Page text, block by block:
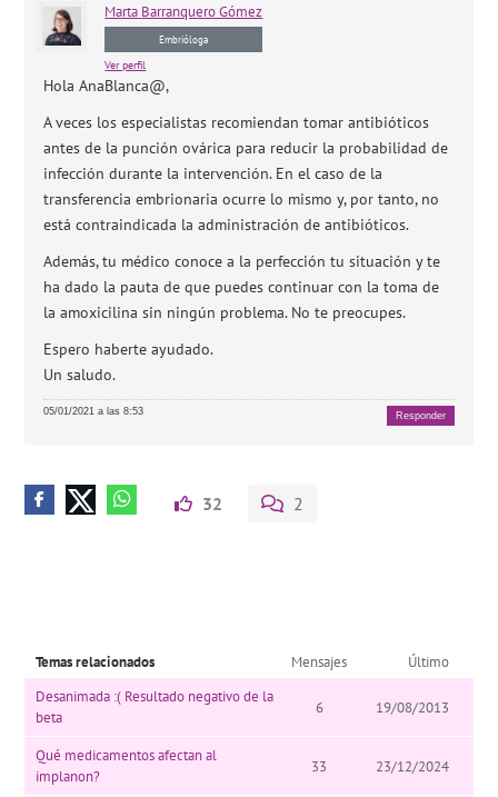
Marta Barranquero Gómez
Embrióloga
Ver perfil
Hola AnaBlanca@,
A veces los especialistas recomiendan tomar antibióticos
antes de la punción ovárica para reducir la probabilidad de
infección durante la intervención. En el caso de la
transferencia embrionaria ocurre lo mismo y, por tanto, no
está contraindicada la administración de antibióticos.
Además, tu médico conoce a la perfección tu situación y te
ha dado la pauta de que puedes continuar con la toma de
la amoxicilina sin ningún problema. No te preocupes.
Espero haberte ayudado.
Un saludo.
05/01/2021 a las 8:53 Responder
32 2
Temas relacionados Mensajes
Último
Desanimada :( Resultado negativo de la
beta
6 19/08/2013
Qué medicamentos afectan al
implanon?
33 23/12/2024